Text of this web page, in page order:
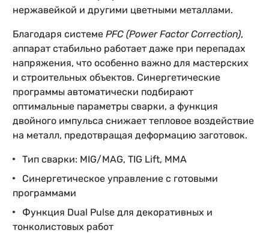
нержавейкой и другими цветными металлами.
Благодаря системе PFC (Power Factor Correction),
аппарат стабильно работает даже при перепадах
напряжения, что особенно важно для мастерских
и строительных объектов. Синергетические
программы автоматически подбирают
оптимальные параметры сварки, а функция
двойного импульса снижает тепловое воздействие
на металл, предотвращая деформацию заготовок.
Тип сварки: MIG/MAG, TIG Lift, MMA
Синергетическое управление с готовыми
программами
Функция Dual Pulse для декоративных и
тонколистовых работ